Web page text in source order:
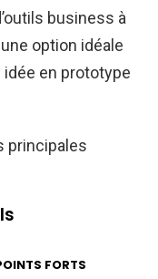
business à
option idéale
en prototype
principales
FORTS